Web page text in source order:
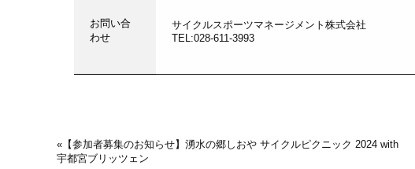
お問い合
わせ
サイクルスポーツマネージメント株式会社
TEL:028-611-3993
« 【参加者募集のお知らせ】湧水の郷しおや サイクルピクニック 2024 with
宇都宮ブリッツェン